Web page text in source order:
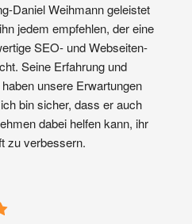
Daniel Weihmann geleistet
jedem empfehlen, der eine
SEO- und Webseiten-
Seine Erfahrung und
unsere Erwartungen
bin sicher, dass er auch
dabei helfen kann, ihr
zu verbessern.